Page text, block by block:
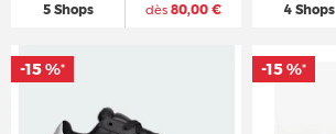
5 Shops dès80,00 € 4 Shops
-15 %* -15 %*